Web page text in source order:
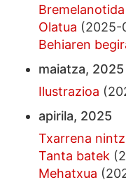
Bremelanotida
Olatua (2025-
Behiaren
maiatza, 2025
Ilustrazioa
apirila, 2025
Txarrena
Tanta batek
Mehatxua